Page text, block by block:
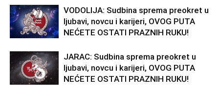
VODOLIJA: Sudbina sprema preokret u
ljubavi, novcu i karijeri, OVOG PUTA
NEĆETE OSTATI PRAZNIH RUKU!
JARAC: Sudbina sprema preokret u
ljubavi, novcu i karijeri, OVOG PUTA
NEĆETE OSTATI PRAZNIH RUKU!